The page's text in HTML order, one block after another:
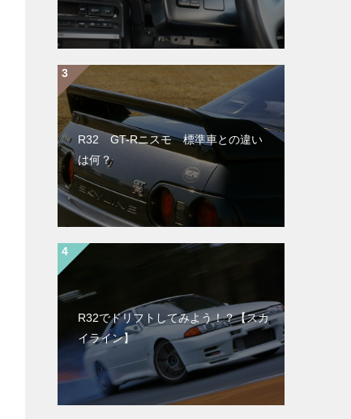
R32 GT-Rニスモ 標準車との違い
は何？
R32でドリフトしてみよう！？【スカ
イライン】